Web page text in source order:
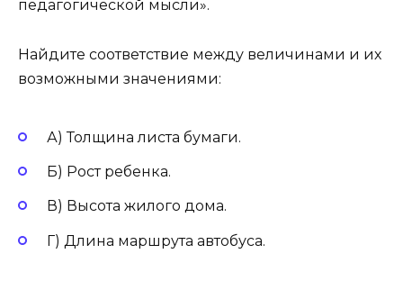
педагогической мысли».
Найдите соответствие между величинами и их
возможными значениями:
А) Толщина листа бумаги.
Б) Рост ребенка.
В) Высота жилого дома.
Г) Длина маршрута автобуса.